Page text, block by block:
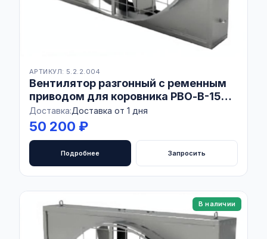
АРТИКУЛ: 5.2.2.004
Вентилятор разгонный с ременным
приводом для коровника РВО-В-1530
Combo AISI430
Доставка:Доставка от 1 дня
50 200 ₽
Подробнее Запросить
В наличии